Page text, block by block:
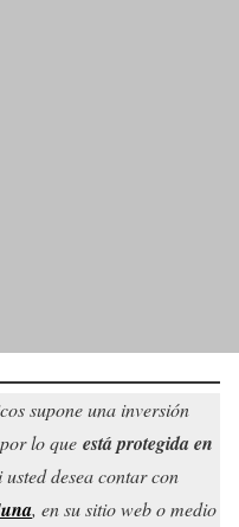
supone una inversión
lo que está protegida en
usted desea contar con
, en su sitio web o medio